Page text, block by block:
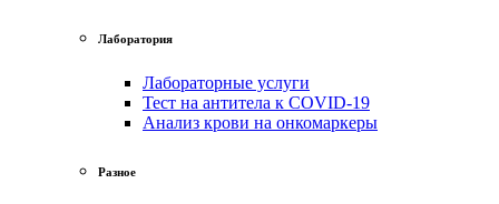
Лаборатория
Лабораторные услуги
Тест на антитела к COVID-19
Анализ крови на онкомаркеры
Разное